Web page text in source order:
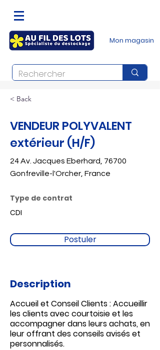
Mon magasin
< Back
VENDEUR POLYVALENT
extérieur (H/F)
24 Av. Jacques Eberhard, 76700
Gonfreville-l'Orcher, France
Type de contrat
CDI
Postuler
Description
Accueil et Conseil Clients : Accueillir
les clients avec courtoisie et les
accompagner dans leurs achats, en
leur offrant des conseils avisés et
personnalisés.